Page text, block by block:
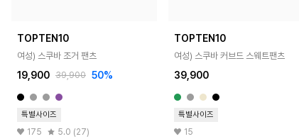
TOPTEN10
여성) 스쿠바 조거 팬츠
19,900 39,900 50%
특별사이즈
175 5.0 (27)
TOPTEN10
여성) 스쿠바 커브드 스웨트팬츠
39,900
특별사이즈
15